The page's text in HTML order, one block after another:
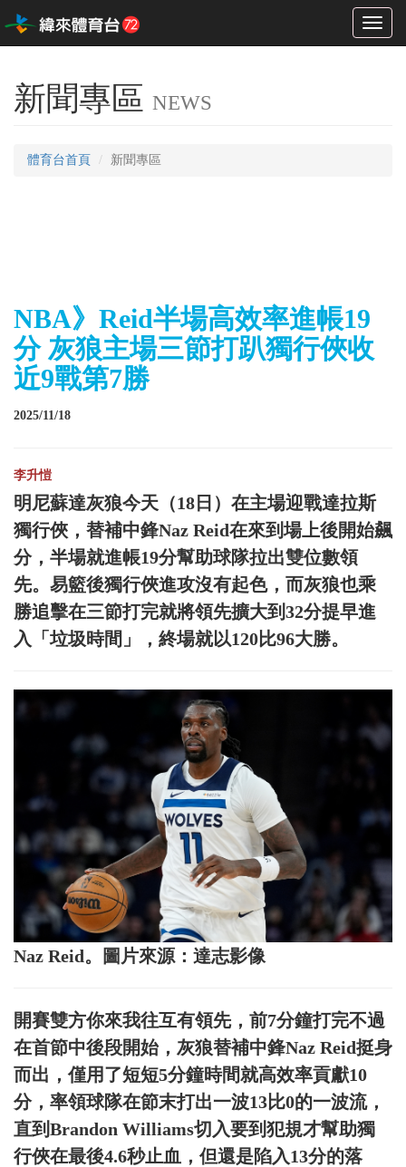
Toggle
新聞專區 NEWS
體育台首頁 新聞專區
NBA》Reid半場高效率進帳19
分 灰狼主場三節打趴獨行俠收
近9戰第7勝
2025/11/18
李升愷
明尼蘇達灰狼今天（18日）在主場迎戰達拉斯
獨行俠，替補中鋒Naz Reid在來到場上後開始飆
分，半場就進帳19分幫助球隊拉出雙位數領
先。易籃後獨行俠進攻沒有起色，而灰狼也乘
勝追擊在三節打完就將領先擴大到32分提早進
入「垃圾時間」，終場就以120比96大勝。
Naz Reid。圖片來源：達志影像
開賽雙方你來我往互有領先，前7分鐘打完不過
在首節中後段開始，灰狼替補中鋒Naz Reid挺身
而出，僅用了短短5分鐘時間就高效率貢獻10
分，率領球隊在節末打出一波13比0的一波流，
直到Brandon Williams切入要到犯規才幫助獨
行俠在最後4.6秒止血，但還是陷入13分的落